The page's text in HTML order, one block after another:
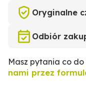
Oryginalne
Odbiór
Masz pytania co
nami przez